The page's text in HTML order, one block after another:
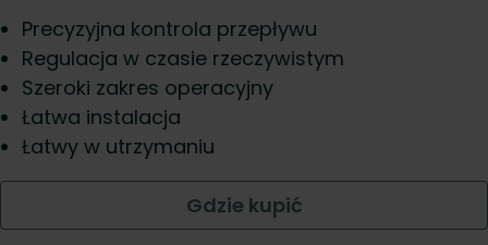
Precyzyjna kontrola przepływu
Regulacja w czasie rzeczywistym
Szeroki zakres operacyjny
Łatwa instalacja
Łatwy w utrzymaniu
Gdzie kupić